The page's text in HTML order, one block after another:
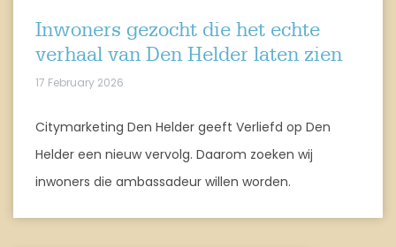
Inwoners gezocht die het echte
verhaal van Den Helder laten zien
17 February 2026
Citymarketing Den Helder geeft Verliefd op Den
Helder een nieuw vervolg. Daarom zoeken wij
inwoners die ambassadeur willen worden.